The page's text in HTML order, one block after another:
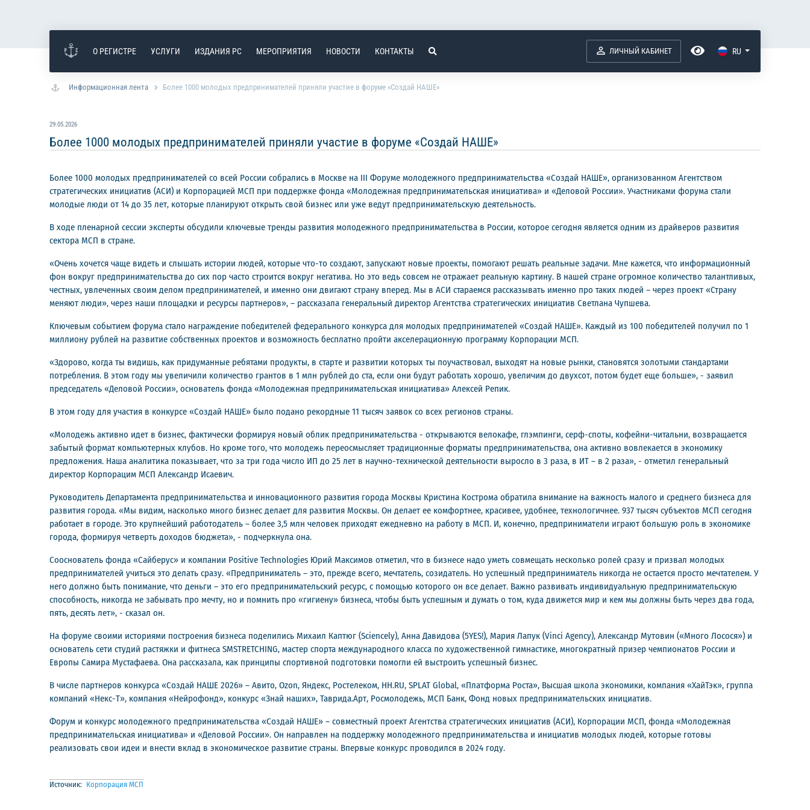
О РЕГИСТРЕ УСЛУГИ ИЗДАНИЯ РС МЕРОПРИЯТИЯ НОВОСТИ КОНТАКТЫ ЛИЧНЫЙ КАБИНЕТ RU
Информационная лента Более 1000 молодых предпринимателей приняли участие в форуме «Создай НАШЕ»
29.05.2026
Более 1000 молодых предпринимателей приняли участие в форуме «Создай НАШЕ»
Более 1000 молодых предпринимателей со всей России собрались в Москве на III Форуме молодежного предпринимательства «Создай НАШЕ», организованном Агентством
стратегических инициатив (АСИ) и Корпорацией МСП при поддержке фонда «Молодежная предпринимательская инициатива» и «Деловой России». Участниками форума стали
молодые люди от 14 до 35 лет, которые планируют открыть свой бизнес или уже ведут предпринимательскую деятельность.
В ходе пленарной сессии эксперты обсудили ключевые тренды развития молодежного предпринимательства в России, которое сегодня является одним из драйверов развития
сектора МСП в стране.
«Очень хочется чаще видеть и слышать истории людей, которые что-то создают, запускают новые проекты, помогают решать реальные задачи. Мне кажется, что информационный
фон вокруг предпринимательства до сих пор часто строится вокруг негатива. Но это ведь совсем не отражает реальную картину. В нашей стране огромное количество талантливых,
честных, увлеченных своим делом предпринимателей, и именно они двигают страну вперед. Мы в АСИ стараемся рассказывать именно про таких людей – через проект «Страну
меняют люди», через наши площадки и ресурсы партнеров», – рассказала генеральный директор Агентства стратегических инициатив Светлана Чупшева.
Ключевым событием форума стало награждение победителей федерального конкурса для молодых предпринимателей «Создай НАШЕ». Каждый из 100 победителей получил по 1
миллиону рублей на развитие собственных проектов и возможность бесплатно пройти акселерационную программу Корпорации МСП.
«Здорово, когда ты видишь, как придуманные ребятами продукты, в старте и развитии которых ты поучаствовал, выходят на новые рынки, становятся золотыми стандартами
потребления. В этом году мы увеличили количество грантов в 1 млн рублей до ста, если они будут работать хорошо, увеличим до двухсот, потом будет еще больше», - заявил
председатель «Деловой России», основатель фонда «Молодежная предпринимательская инициатива» Алексей Репик.
В этом году для участия в конкурсе «Создай НАШЕ» было подано рекордные 11 тысяч заявок со всех регионов страны.
«Молодежь активно идет в бизнес, фактически формируя новый облик предпринимательства - открываются велокафе, глэмпинги, серф-споты, кофейни-читальни, возвращается
забытый формат компьютерных клубов. Но кроме того, что молодежь переосмысляет традиционные форматы предпринимательства, она активно вовлекается в экономику
предложения. Наша аналитика показывает, что за три года число ИП до 25 лет в научно-технической деятельности выросло в 3 раза, в ИТ – в 2 раза», - отметил генеральный
директор Корпорацим МСП Александр Исаевич.
Руководитель Департамента предпринимательства и инновационного развития города Москвы Кристина Кострома обратила внимание на важность малого и среднего бизнеса для
развития города. «Мы видим, насколько много бизнес делает для развития Москвы. Он делает ее комфортнее, красивее, удобнее, технологичнее. 937 тысяч субъектов МСП сегодня
работает в городе. Это крупнейший работодатель – более 3,5 млн человек приходят ежедневно на работу в МСП. И, конечно, предприниматели играют большую роль в экономике
города, формируя четверть доходов бюджета», - подчеркнула она.
Сооснователь фонда «Сайберус» и компании Positive Technologies Юрий Максимов отметил, что в бизнесе надо уметь совмещать несколько ролей сразу и призвал молодых
предпринимателей учиться это делать сразу. «Предприниматель – это, прежде всего, мечтатель, созидатель. Но успешный предприниматель никогда не остается просто мечтателем. У
него должно быть понимание, что деньги – это его предпринимательский ресурс, с помощью которого он все делает. Важно развивать индивидуальную предпринимательскую
способность, никогда не забывать про мечту, но и помнить про «гигиену» бизнеса, чтобы быть успешным и думать о том, куда движется мир и кем мы должны быть через два года,
пять, десять лет», - сказал он.
На форуме своими историями построения бизнеса поделились Михаил Каптюг (Sciencely), Анна Давидова (5YES!), Мария Лапук (Vinci Agency), Александр Мутовин («Много Лосося») и
основатель сети студий растяжки и фитнеса SMSTRETCHING, мастер спорта международного класса по художественной гимнастике, многократный призер чемпионатов России и
Европы Самира Мустафаева. Она рассказала, как принципы спортивной подготовки помогли ей выстроить успешный бизнес.
В числе партнеров конкурса «Создай НАШЕ 2026» – Авито, Ozon, Яндекс, Ростелеком, HH.RU, SPLAT Global, «Платформа Роста», Высшая школа экономики, компания «ХайТэк», группа
компаний «Некс-Т», компания «Нейрофонд», конкурс «Знай наших», Таврида.Арт, Росмолодежь, МСП Банк, Фонд новых предпринимательских инициатив.
Форум и конкурс молодежного предпринимательства «Создай НАШЕ» – совместный проект Агентства стратегических инициатив (АСИ), Корпорации МСП, фонда «Молодежная
предпринимательская инициатива» и «Деловой России». Он направлен на поддержку молодежного предпринимательства и инициатив молодых людей, которые готовы
реализовать свои идеи и внести вклад в экономическое развитие страны. Впервые конкурс проводился в 2024 году.
Источник: Корпорация МСП